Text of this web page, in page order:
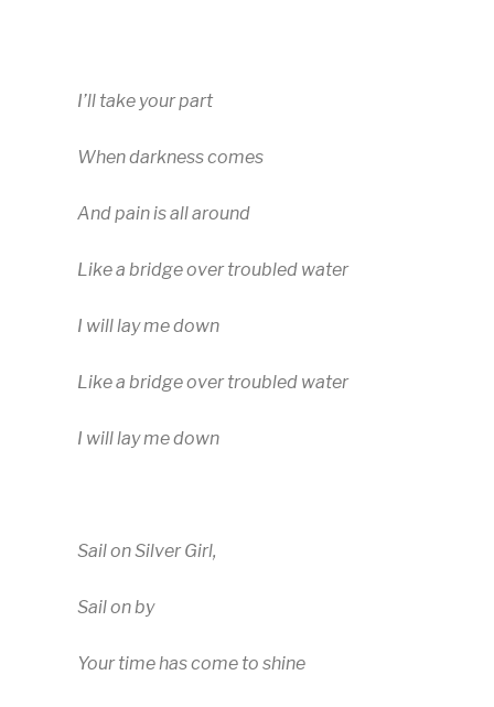
I’ll take your part
When darkness comes
And pain is all around
Like a bridge over troubled water
I will lay me down
Like a bridge over troubled water
I will lay me down
Sail on Silver Girl,
Sail on by
Your time has come to shine